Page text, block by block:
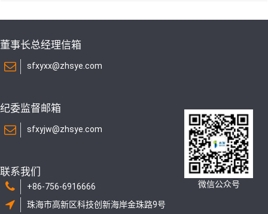
董事长总经理信箱
sfxyxx@zhsye.com
纪委监督邮箱
sfxyjw@zhsye.com
联系我们
+86-756-6916666
珠海市高新区科技创新海岸金珠路9号
微信公众号